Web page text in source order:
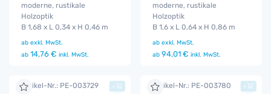
moderne, rustikale
Holzoptik
B 1,68 x L 0,34 x H 0,46 m
ab exkl. MwSt.
ab 14,76 € inkl. MwSt.
moderne, rustikale
Holzoptik
B 1,6 x L 0,64 x H 0,86 m
ab exkl. MwSt.
ab 94,01 € inkl. MwSt.
Artikel-Nr.: PE-003729 + Artikel-Nr.: PE-003780 +